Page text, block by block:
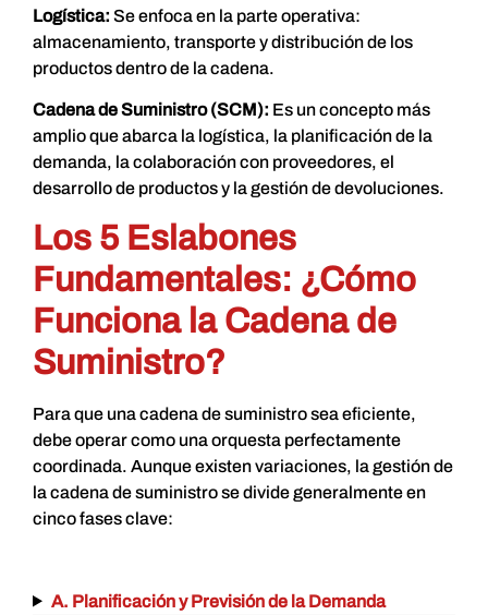
Logística: Se enfoca en la parte operativa:
almacenamiento, transporte y distribución de los
productos dentro de la cadena.
Cadena de Suministro (SCM): Es un concepto más
amplio que abarca la logística, la planificación de la
demanda, la colaboración con proveedores, el
desarrollo de productos y la gestión de devoluciones.
Los 5 Eslabones
Fundamentales: ¿Cómo
Funciona la Cadena de
Suministro?
Para que una cadena de suministro sea eficiente,
debe operar como una orquesta perfectamente
coordinada. Aunque existen variaciones, la gestión de
la cadena de suministro se divide generalmente en
cinco fases clave:
A. Planificación y Previsión de la Demanda